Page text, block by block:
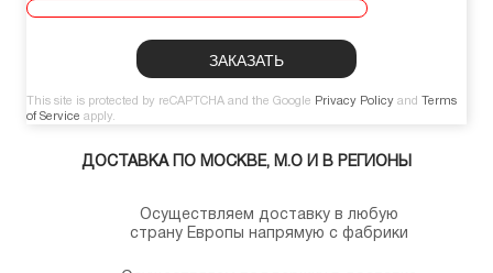
This site is protected by reCAPTCHA and the Google Privacy Policy and
Terms
of Service apply.
ДОСТАВКА ПО МОСКВЕ, М.О И В РЕГИОНЫ
Осуществляем доставку в любую
страну Европы напрямую с фабрики